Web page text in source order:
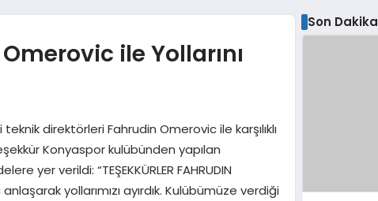
ile Yollarını
direktörleri Fahrudin Omerovic ile karşılıklı
Konyaspor kulübünden yapılan
yer verildi: “TEŞEKKÜRLER FAHRUDIN
yollarımızı ayırdık. Kulübümüze verdiği
Son Dakika